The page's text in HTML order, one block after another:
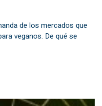
de los mercados que
veganos. De qué se